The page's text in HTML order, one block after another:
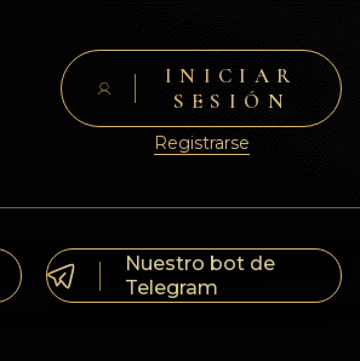
INICIAR
SESIÓN
Registrarse
Nuestro bot de
Telegram